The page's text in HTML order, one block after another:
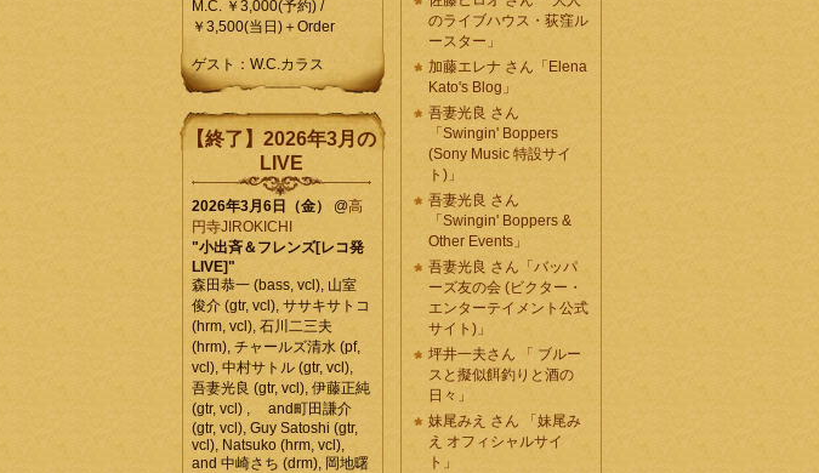
M.C. ￥3,000(予約) /
￥3,500(当日)＋Order
ゲスト：W.C.カラス
【終了】2026年3月の
LIVE
2026年3月6日（金） @高
円寺JIROKICHI
"小出斉＆フレンズ[レコ発
LIVE]"
森田恭一 (bass, vcl), 山室
俊介 (gtr, vcl), ササキサトコ
(hrm, vcl), 石川二三夫
(hrm), チャールズ清水 (pf,
vcl), 中村サトル (gtr, vcl),
吾妻光良 (gtr, vcl), 伊藤正純
(gtr, vcl) , and町田謙介
(gtr, vcl), Guy Satoshi (gtr,
vcl), Natsuko (hrm, vcl),
and 中崎さち (drm), 岡地曙
のライブハウス・荻窪ル
ースター」
加藤エレナ さん「Elena
Kato's Blog」
吾妻光良 さん
「Swingin' Boppers
(Sony Music 特設サイ
ト)」
吾妻光良 さん
「Swingin' Boppers &
Other Events」
吾妻光良 さん「バッパ
ーズ友の会 (ビクター・
エンターテイメント公式
サイト)」
坪井一夫さん 「 ブルー
スと擬似餌釣りと酒の
日々」
妹尾みえ さん 「妹尾み
え オフィシャルサイ
ト」